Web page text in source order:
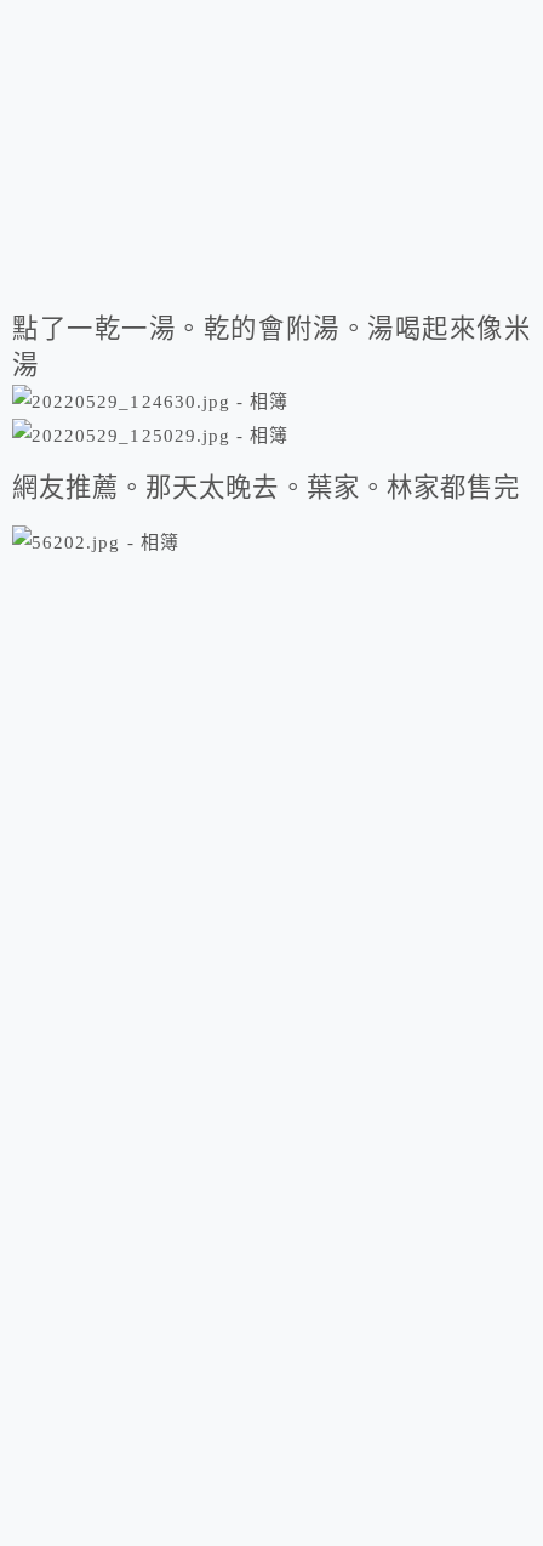
點了一乾一湯。乾的會附湯。湯喝起來像米
湯
網友推薦。那天太晚去。葉家。林家都售完